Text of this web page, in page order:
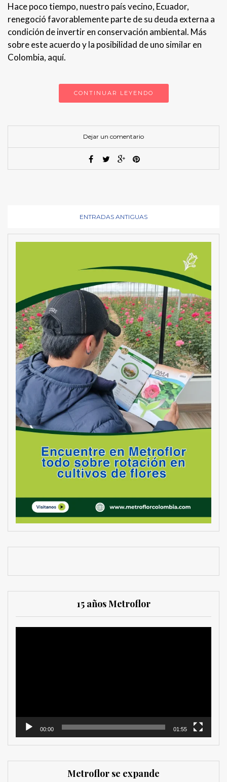
Hace poco tiempo, nuestro país vecino, Ecuador,
renegoció favorablemente parte de su deuda externa a
condición de invertir en conservación ambiental. Más
sobre este acuerdo y la posibilidad de uno similar en
Colombia, aquí.
CONTINUAR LEYENDO
Dejar un comentario
ENTRADAS ANTIGUAS
15 años Metroflor
00:00 01:55
Metroflor se expande